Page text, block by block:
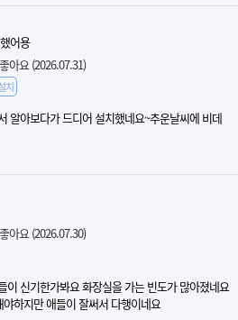
어용
아요 (2026.07.31)
치
알아보다가 드디어 설치했네요~추운날씨에 비데
아요 (2026.07.30)
이 신기한가봐요 화장실을 가는 빈도가 많아졌네요
하지만 애들이 잘써서 다행이네요